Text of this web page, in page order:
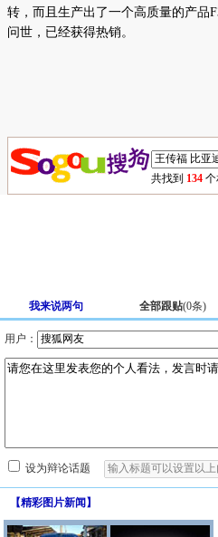
转，而且生产出了一个高质量的产品
问世，已经获得热销。
共找到 134 个
我来说两句 全部跟贴(0条)
用户：
设为辩论话题
【精彩图片新闻 】